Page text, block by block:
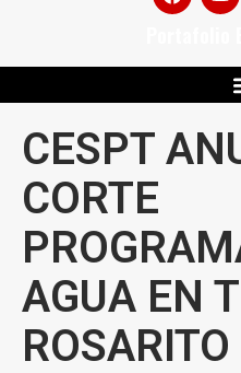
CESPT
CORTE
AGUA EN
ROSARITO